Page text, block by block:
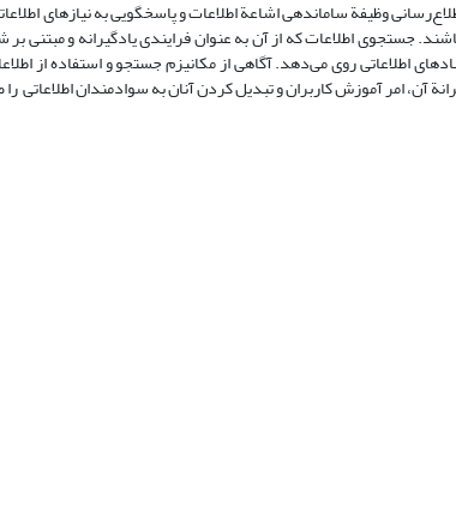
وظیفة ساماندهی اشاعة اطلاعات و پاسخگویی به نیازهای
اطلاعاتی روی می‌دهد. آگاهی از مکانیزم جستجو و استفاده از
آن، امر آموزش کاربران و تبدیل کردن آنان به سوادمندان اطلاعاتی